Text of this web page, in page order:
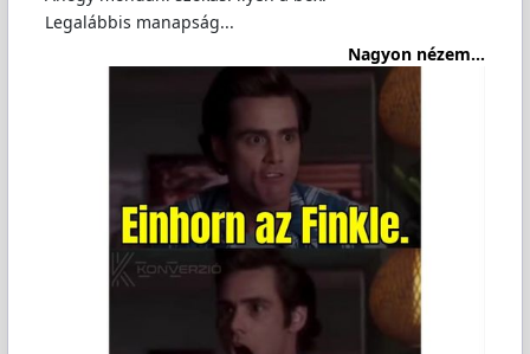
Legalábbis manapság...
Nagyon nézem...